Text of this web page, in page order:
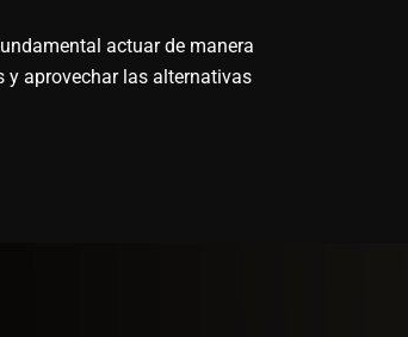
actuar de manera
y aprovechar las alternativas